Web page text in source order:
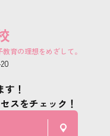
育の理想をめざして。
！
スをチェック！